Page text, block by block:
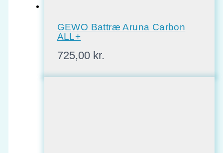
GEWO Battræ Aruna Carbon
ALL+
725,00 kr.